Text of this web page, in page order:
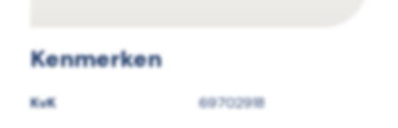
Kenmerken
KvK 69702918